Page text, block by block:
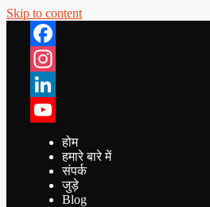
Skip to content
Facebook
Instagram
LinkedIn
YouTube
होम
हमारे बारे में
संपर्क
जुड़े
Blog